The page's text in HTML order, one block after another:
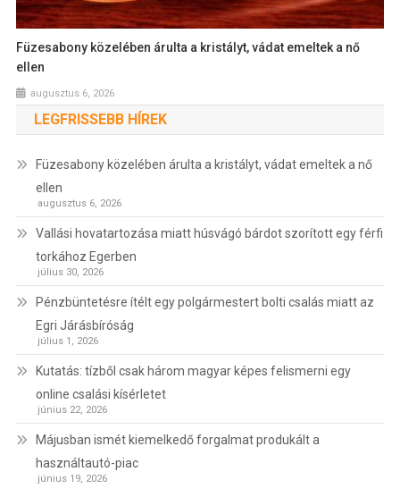
Füzesabony közelében árulta a kristályt, vádat emeltek a nő
ellen
augusztus 6, 2026
LEGFRISSEBB HÍREK
Füzesabony közelében árulta a kristályt, vádat emeltek a nő
ellen
augusztus 6, 2026
Vallási hovatartozása miatt húsvágó bárdot szorított egy férfi
torkához Egerben
július 30, 2026
Pénzbüntetésre ítélt egy polgármestert bolti csalás miatt az
Egri Járásbíróság
július 1, 2026
Kutatás: tízből csak három magyar képes felismerni egy
online csalási kísérletet
június 22, 2026
Májusban ismét kiemelkedő forgalmat produkált a
használtautó-piac
június 19, 2026